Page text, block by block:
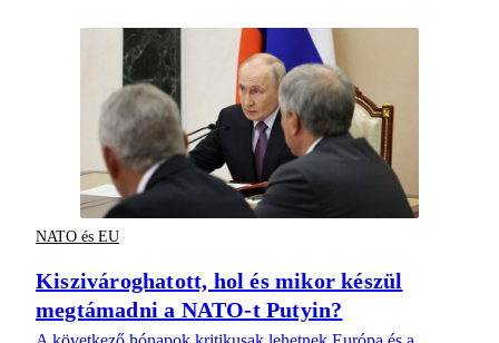
NATO és EU
Kiszivároghatott, hol és mikor készül
megtámadni a NATO-t Putyin?